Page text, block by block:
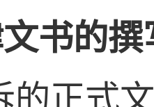
书的撰
正式